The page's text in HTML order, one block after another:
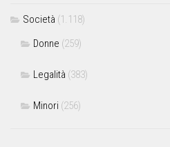
Società (1.118)
Donne (259)
Legalità (383)
Minori (256)